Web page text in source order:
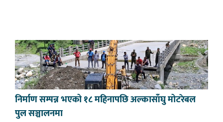
निर्माण सम्पन्न भएको १८ महिनापछि अल्कासाँघु मोटरेबल
पुल सञ्चालनमा